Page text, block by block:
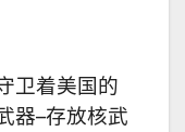
卫着美国的
器–存放核武